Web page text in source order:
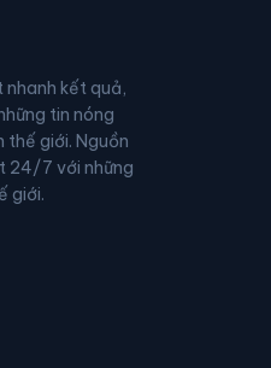
kết quả,
tin nóng
thế giới. Nguồn
24/7 với những
giới.